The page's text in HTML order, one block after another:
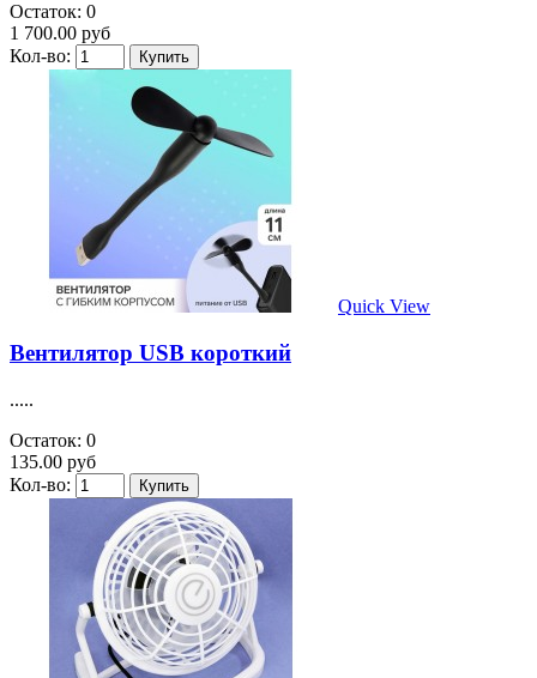
Остаток: 0
1 700.00 руб
Кол-во:
Quick View
Вентилятор USB короткий
.....
Остаток: 0
135.00 руб
Кол-во: